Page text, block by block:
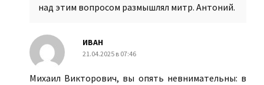
над этим вопросом размышлял митр. Антоний.
ИВАН
21.04.2025 в 07:46
Михаил Викторович, вы опять невнимательны: в